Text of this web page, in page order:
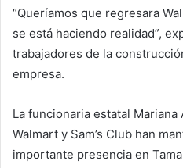
“Queríamos que regresara
se está haciendo realidad”,
trabajadores de la
empresa.
La funcionaria estatal
Walmart y Sam’s Club han
importante presencia en